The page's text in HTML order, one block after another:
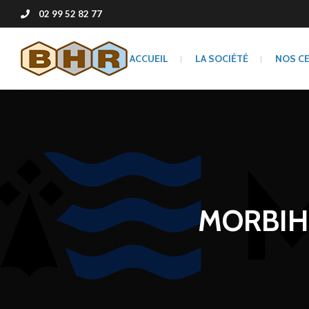
02 99 52 82 77
ACCUEIL LA SOCIÉTÉ NOS